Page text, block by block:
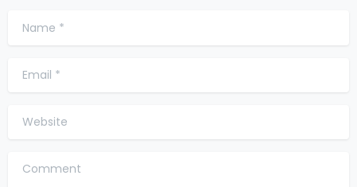
Name
Email
Website
Comment